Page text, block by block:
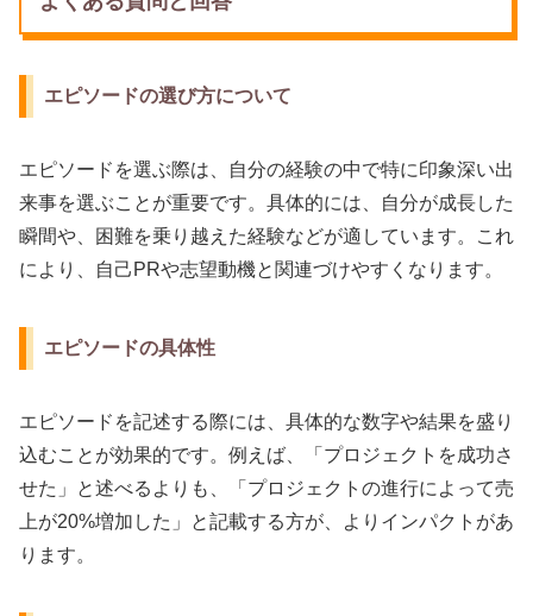
エピソードの選び方について
エピソードを選ぶ際は、自分の経験の中で特に印象深い出
来事を選ぶことが重要です。具体的には、自分が成長した
瞬間や、困難を乗り越えた経験などが適しています。これ
により、自己PRや志望動機と関連づけやすくなります。
エピソードの具体性
エピソードを記述する際には、具体的な数字や結果を盛り
込むことが効果的です。例えば、「プロジェクトを成功さ
せた」と述べるよりも、「プロジェクトの進行によって売
上が20%増加した」と記載する方が、よりインパクトがあ
ります。